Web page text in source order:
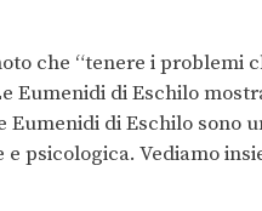
che “tenere i
Eumenidi di Eschilo
Eumenidi di Eschilo sono
psicologica. Vediamo